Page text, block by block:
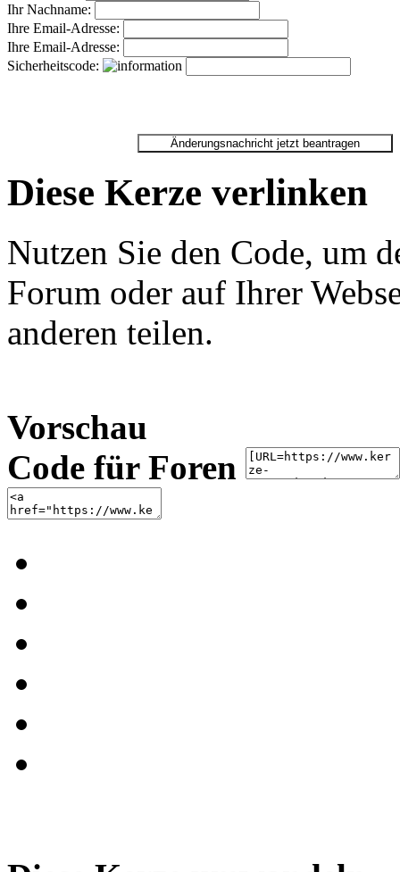
Ihr Nachname:
Ihre Email-Adresse:
Ihre Email-Adresse:
Sicherheitscode:
Diese Kerze verlinken
Nutzen Sie den Code, um
Forum oder auf Ihrer
anderen teilen.
Vorschau
Code für Foren